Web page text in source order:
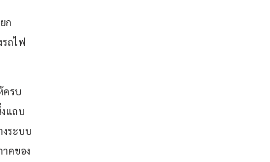
ก
ถไฟ
ครบ
แถบ
งระบบ
คของ